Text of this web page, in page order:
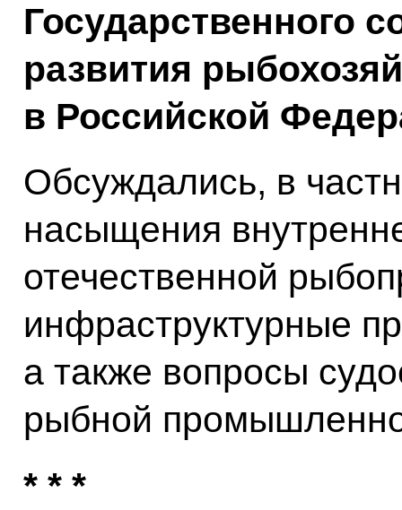
Государственного
развития
в Российской
Обсуждались, в
насыщения
отечественной
инфраструктурные
а также вопросы
рыбной
* * *